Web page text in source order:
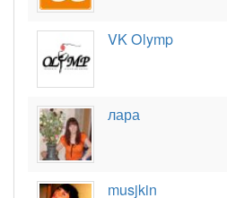
VK Olymp
лара
musjkin